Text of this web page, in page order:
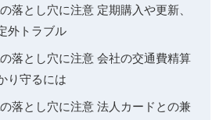
落とし穴に注意 定期購入や更新、
外トラブル
落とし穴に注意 会社の交通費精算
り守るには
落とし穴に注意 法人カードとの兼